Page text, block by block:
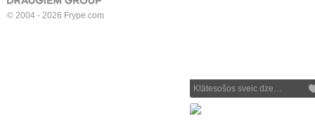
© 2004 - 2026 Frype.com
Klātesošos sveic dze…